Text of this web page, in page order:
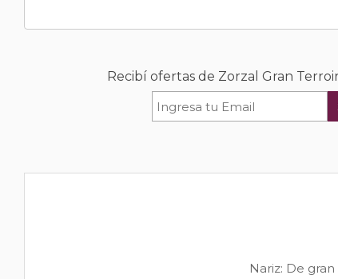
Recibí ofertas de Zorzal Gran
Nariz: De